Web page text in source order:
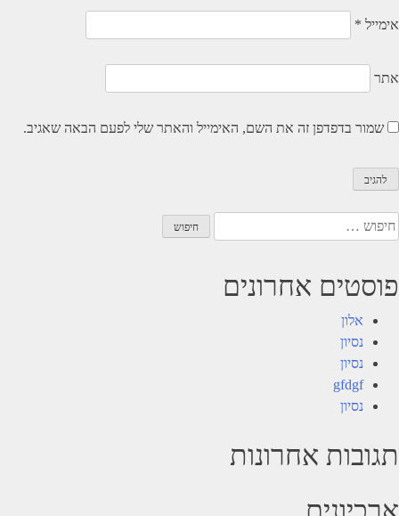
אימייל *
אתר
שמור בדפדפן זה את השם, האימייל והאתר שלי לפעם הבאה שאגיב.
חיפוש:
פוסטים אחרונים
אלון
נסיון
נסיון
gfdgf
נסיון
תגובות אחרונות